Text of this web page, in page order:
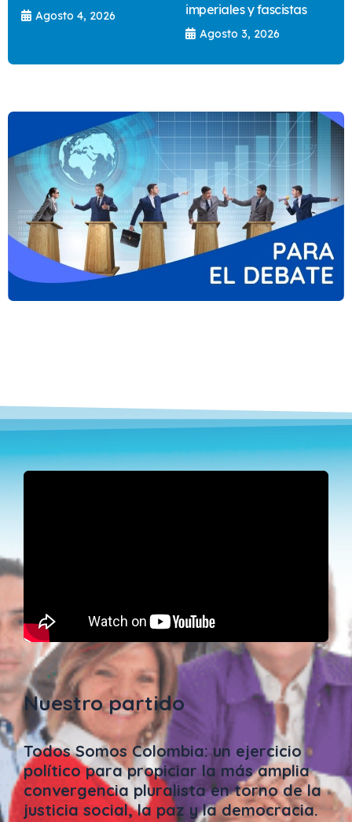
Agosto 4, 2026
imperiales y fascistas
Agosto 3, 2026
Nuestro partido
Todos Somos Colombia: un ejercicio
político para propiciar la más amplia
convergencia pluralista en torno de la
justicia social, la paz y la democracia.